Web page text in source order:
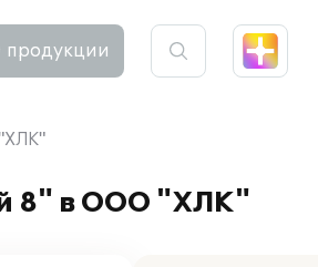
продукции
8" в ООО "ХЛК"